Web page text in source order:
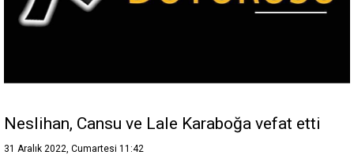
Neslihan, Cansu ve Lale Karaboğa vefat etti
31 Aralık 2022, Cumartesi 11:42